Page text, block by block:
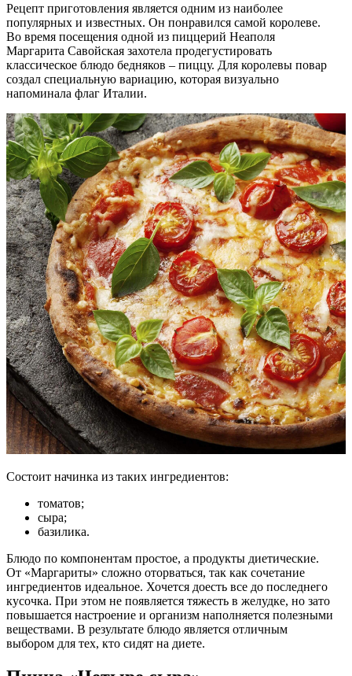
Рецепт приготовления является одним из наиболее
популярных и известных. Он понравился самой королеве.
Во время посещения одной из пиццерий Неаполя
Маргарита Савойская захотела продегустировать
классическое блюдо бедняков – пиццу. Для королевы повар
создал специальную вариацию, которая визуально
напоминала флаг Италии.
Состоит начинка из таких ингредиентов:
томатов;
сыра;
базилика.
Блюдо по компонентам простое, а продукты диетические.
От «Маргариты» сложно оторваться, так как сочетание
ингредиентов идеальное. Хочется доесть все до последнего
кусочка. При этом не появляется тяжесть в желудке, но зато
повышается настроение и организм наполняется полезными
веществами. В результате блюдо является отличным
выбором для тех, кто сидят на диете.